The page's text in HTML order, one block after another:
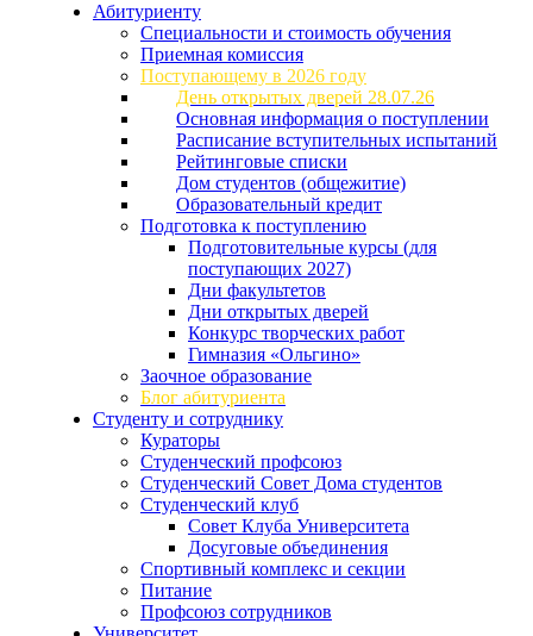
Абитуриенту
Специальности и стоимость обучения
Приемная комиссия
Поступающему в 2026 году
День открытых дверей 28.07.26
Основная информация о поступлении
Расписание вступительных испытаний
Рейтинговые списки
Дом студентов (общежитие)
Образовательный кредит
Подготовка к поступлению
Подготовительные курсы (для
поступающих 2027)
Дни факультетов
Дни открытых дверей
Конкурс творческих работ
Гимназия «Ольгино»
Заочное образование
Блог абитуриента
Студенту и сотруднику
Кураторы
Студенческий профсоюз
Студенческий Совет Дома студентов
Студенческий клуб
Совет Клуба Университета
Досуговые объединения
Спортивный комплекс и секции
Питание
Профсоюз сотрудников